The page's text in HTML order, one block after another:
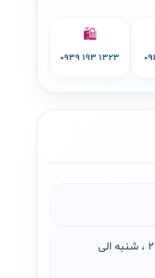
🛍️
۰۹۳۹ ۱۹۳ ۱۳۲۳
ساعت فعالیت: ۸ الی ۲۱ ، شنبه الی